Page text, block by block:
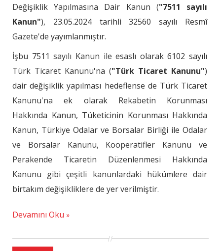
Değişiklik Yapılmasına Dair Kanun ("7511 sayılı
Kanun"), 23.05.2024 tarihli 32560 sayılı Resmî
Gazete'de yayımlanmıştır.
İşbu 7511 sayılı Kanun ile esaslı olarak 6102 sayılı
Türk Ticaret Kanunu'na ("Türk Ticaret Kanunu")
dair değişiklik yapılması hedeflense de Türk Ticaret
Kanunu'na ek olarak Rekabetin Korunması
Hakkında Kanun, Tüketicinin Korunması Hakkında
Kanun, Türkiye Odalar ve Borsalar Birliği ile Odalar
ve Borsalar Kanunu, Kooperatifler Kanunu ve
Perakende Ticaretin Düzenlenmesi Hakkında
Kanunu gibi çeşitli kanunlardaki hükümlere dair
birtakım değişikliklere de yer verilmiştir.
Devamını Oku